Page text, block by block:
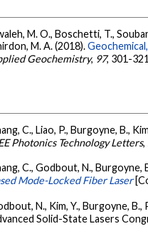
M. O., Boschetti, T.,
M. A. (2018).
Geochemistry, 97, 301-
C., Liao, P., Burgoyne, B.,
Photonics Technology Letters,
C., Godbout, N., Burgoyne,
Mode-Locked Fiber Laser
N., Kim, Y., Burgoyne,
Solid-State Lasers